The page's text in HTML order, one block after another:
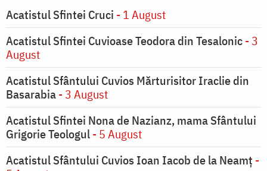
Acatistul Sfintei Cruci - 1 August
Acatistul Sfintei Cuvioase Teodora din Tesalonic- 3
August
Acatistul Sfântului Cuvios Mărturisitor Iraclie din
Basarabia- 3 August
Acatistul Sfintei Nona de Nazianz, mama Sfântului
Grigorie Teologul- 5 August
Acatistul Sfântului Cuvios Ioan Iacob de la Neamț -